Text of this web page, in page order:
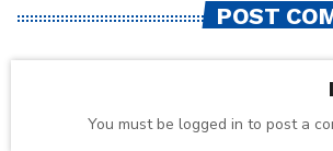
POST
You must be logged in to post a